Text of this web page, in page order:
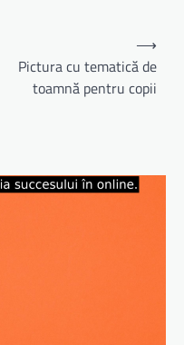
Pictura cu tematică de
toamnă pentru copii
⟶